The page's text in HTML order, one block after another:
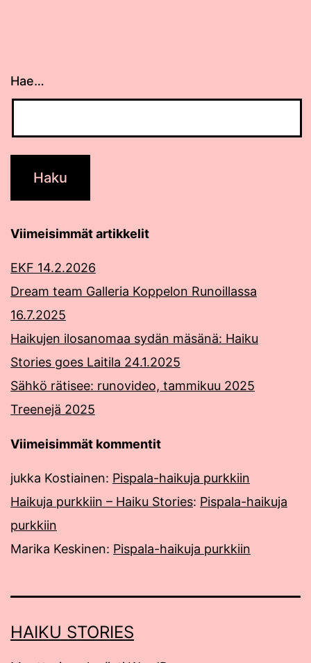
Hae…
Viimeisimmät artikkelit
EKF 14.2.2026
Dream team Galleria Koppelon Runoillassa
16.7.2025
Haikujen ilosanomaa sydän mäsänä: Haiku
Stories goes Laitila 24.1.2025
Sähkö rätisee: runovideo, tammikuu 2025
Treenejä 2025
Viimeisimmät kommentit
jukka Kostiainen: Pispala-haikuja purkkiin
Haikuja purkkiin – Haiku Stories: Pispala-haikuja
purkkiin
Marika Keskinen: Pispala-haikuja purkkiin
HAIKU STORIES